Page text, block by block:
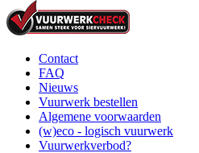
Contact
FAQ
Nieuws
Vuurwerk bestellen
Algemene voorwaarden
(w)eco - logisch vuurwerk
Vuurwerkverbod?